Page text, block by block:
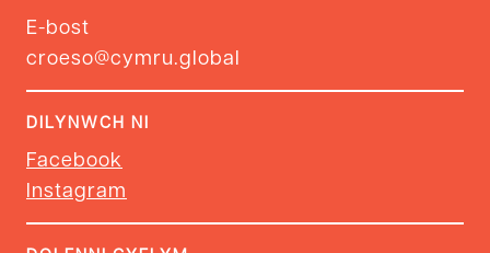
E-bost
croeso@cymru.global
DILYNWCH NI
Facebook
Instagram